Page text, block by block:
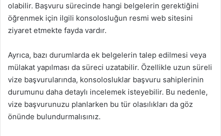
olabilir. Başvuru sürecinde hangi belgelerin gerektiğini
öğrenmek için ilgili konsolosluğun resmi web sitesini
ziyaret etmekte fayda vardır.
Ayrıca, bazı durumlarda ek belgelerin talep edilmesi veya
mülakat yapılması da süreci uzatabilir. Özellikle uzun süreli
vize başvurularında, konsolosluklar başvuru sahiplerinin
durumunu daha detaylı incelemek isteyebilir. Bu nedenle,
vize başvurunuzu planlarken bu tür olasılıkları da göz
önünde bulundurmalısınız.